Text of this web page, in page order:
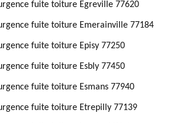
fuite toiture Egreville 77620
fuite toiture Emerainville 77184
fuite toiture Episy 77250
fuite toiture Esbly 77450
fuite toiture Esmans 77940
fuite toiture Etrepilly 77139